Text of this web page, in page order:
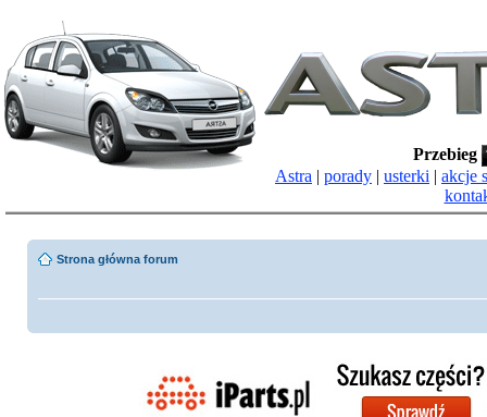
Przebieg
Astra | porady | usterki | akcje
Strona główna forum